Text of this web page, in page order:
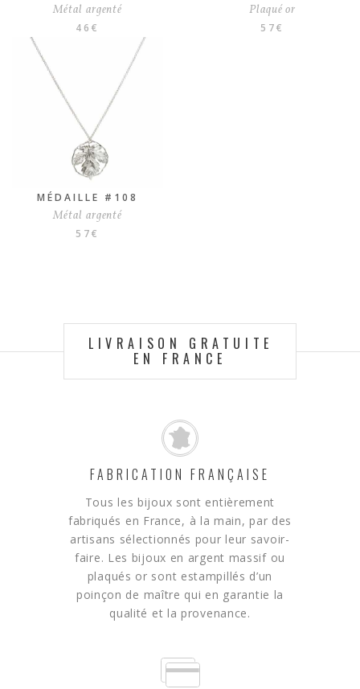
Métal argenté
46€
Plaqué or
57€
MÉDAILLE #108
Métal argenté
57€
LIVRAISON GRATUITE
EN FRANCE
FABRICATION FRANÇAISE
Tous les bijoux sont entièrement
fabriqués en France, à la main, par des
artisans sélectionnés pour leur savoir-
faire. Les bijoux en argent massif ou
plaqués or sont estampillés d’un
poinçon de maître qui en garantie la
qualité et la provenance.